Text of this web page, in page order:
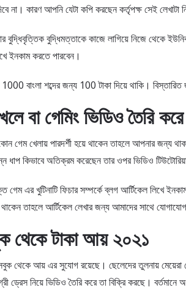
না। কারণ আপনি যেটা কপি করছেন কর্তৃপক্ষ সেই
বুদ্ধিবৃত্তিক বুদ্ধিমত্তাকে কাজে লাগিয়ে নিজে থেকে
ইনকাম করতে পারবেন।
বাংলা শব্দের জন্য 100 টাকা দিয়ে থাকি।
বা গেমিং ভিডিও তৈরি
গেম খেলায় পারদর্শী হয়ে থাকেন তাহলে আপনার জন্য
ধাপ কিভাবে অতিক্রম করেছেন তার ওপর ভিডিও
গেম এর খুটিনাটি ফিচার সম্পর্কে ব্লগ আর্টিকেল লিখে
থাকেন তাহলে আর্টিকেল লেখার জন্য আমাদের সাথে
থেকে টাকা আয় ২০২১
থেকে আয় এর সুযোগ রয়েছে। ছেলেদের তুলনায়
ড্রেস নিয়ে ভিডিও তৈরি করে তা বিক্রি করছে।